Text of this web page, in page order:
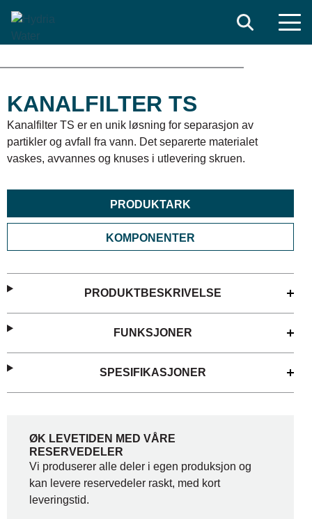
Search
KANALFILTER TS
Kanalfilter TS er en unik løsning for separasjon av
partikler og avfall fra vann. Det separerte materialet
vaskes, avvannes og knuses i utlevering skruen.
PRODUKTARK
KOMPONENTER
PRODUKTBESKRIVELSE
FUNKSJONER
SPESIFIKASJONER
ØK LEVETIDEN MED VÅRE
RESERVEDELER
Vi produserer alle deler i egen produksjon og
kan levere reservedeler raskt, med kort
leveringstid.